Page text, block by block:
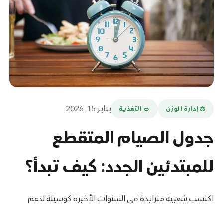
⚖️ إدارة الوزن 🥗 التغذية يناير 15, 2026
جدول الصيام المتقطع
للمبتدئين الجدد: كيف تبدأ؟
اكتسب شعبية متزايدة في السنوات الأخيرة كوسيلة لدعم